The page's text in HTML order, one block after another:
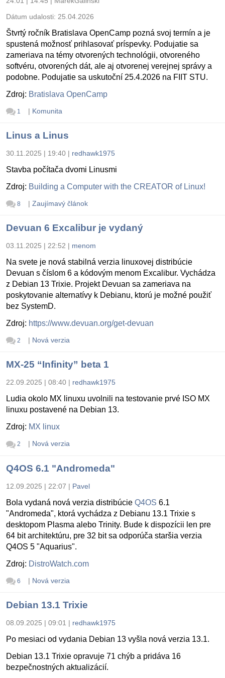
Dátum udalosti: 25.04.2026
Štvrtý ročník Bratislava OpenCamp pozná svoj termín a je
spustená možnosť prihlasovať príspevky. Podujatie sa
zameriava na témy otvorených technológii, otvoreného
softvéru, otvorených dát, ale aj otvorenej verejnej správy a
podobne. Podujatie sa uskutoční 25.4.2026 na FIIT STU.
Zdroj: Bratislava OpenCamp
1 | Komunita
Linus a Linus
30.11.2025 | 19:40 | redhawk1975
Stavba počítača dvomi Linusmi
Zdroj: Building a Computer with the CREATOR of Linux!
8 | Zaujímavý článok
Devuan 6 Excalibur je vydaný
03.11.2025 | 22:52 | menom
Na svete je nová stabilná verzia linuxovej distribúcie
Devuan s číslom 6 a kódovým menom Excalibur. Vychádza
z Debian 13 Trixie. Projekt Devuan sa zameriava na
poskytovanie alternatívy k Debianu, ktorú je možné použiť
bez SystemD.
Zdroj: https://www.devuan.org/get-devuan
2 | Nová verzia
MX-25 “Infinity” beta 1
22.09.2025 | 08:40 | redhawk1975
Ludia okolo MX linuxu uvolnili na testovanie prvé ISO MX
linuxu postavené na Debian 13.
Zdroj: MX linux
2 | Nová verzia
Q4OS 6.1 "Andromeda"
12.09.2025 | 22:07 | Pavel
Bola vydaná nová verzia distribúcie Q4OS 6.1
"Andromeda", ktorá vychádza z Debianu 13.1 Trixie s
desktopom Plasma alebo Trinity. Bude k dispozícii len pre
64 bit architektúru, pre 32 bit sa odporúča staršia verzia
Q4OS 5 "Aquarius".
Zdroj: DistroWatch.com
6 | Nová verzia
Debian 13.1 Trixie
08.09.2025 | 09:01 | redhawk1975
Po mesiaci od vydania Debian 13 vyšla nová verzia 13.1.
Debian 13.1 Trixie opravuje 71 chýb a pridáva 16
bezpečnostných aktualizácií.